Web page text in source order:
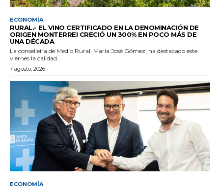
ECONOMÍA
RURAL.- EL VINO CERTIFICADO EN LA DENOMINACIÓN DE
ORIGEN MONTERREI CRECIÓ UN 300% EN POCO MÁS DE
UNA DÉCADA
La conselleira de Medio Rural, María José Gómez, ha destacado este
viernes la calidad...
7 agosto, 2026
ECONOMÍA